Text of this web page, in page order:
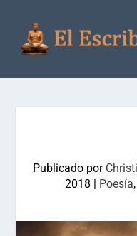
Publicado por
2018 | Poesía,